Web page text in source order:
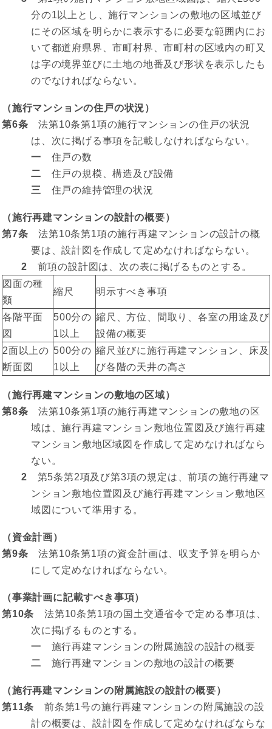
分の1以上とし、施行マンションの敷地の区域並び
にその区域を明らかに表示するに必要な範囲内にお
いて都道府県界、市町村界、市町村の区域内の町又
は字の境界並びに土地の地番及び形状を表示したも
のでなければならない。
（施行マンションの住戸の状況）
第6条 法第10条第1項の施行マンションの住戸の状況
は、次に掲げる事項を記載しなければならない。
一 住戸の数
二 住戸の規模、構造及び設備
三
住戸の維持管理の状況
（施行再建マンションの設計の概要）
第7条 法第10条第1項の施行再建マンションの設計の概
要は、設計図を作成して定めなければならない。
2 前項の設計図は、次の表に掲げるものとする。
図面の種
類
縮尺 明示すべき事項
各階平面
図
500分の
1以上
縮尺、方位、間取り、各室の用途及び
設備の概要
2面以上の
断面図
500分の
1以上
縮尺並びに施行再建マンション、床及
び各階の天井の高さ
（施行再建マンションの敷地の区域）
第8条 法第10条第1項の施行再建マンションの敷地の区
域は、施行再建マンション敷地位置図及び施行再建
マンション敷地区域図を作成して定めなければなら
ない。
2 第5条第2項及び第3項の規定は、前項の施行再建マ
ンション敷地位置図及び施行再建マンション敷地区
域図について準用する。
（資金計画）
第9条 法第10条第1項の資金計画は、収支予算を明らか
にして定めなければならない。
（事業計画に記載すべき事項）
第10条 法第10条第1項の国土交通省令で定める事項は、
次に掲げるものとする。
一 施行再建マンションの附属施設の設計の概要
二 施行再建マンションの敷地の設計の概要
（施行再建マンションの附属施設の設計の概要）
第11条 前条第1号の施行再建マンションの附属施設の設
計の概要は、設計図を作成して定めなければならな